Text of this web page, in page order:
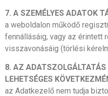
7. A SZEMÉLYES ADATOK
a weboldalon működő
fennállásáig, vagy az érintett
visszavonásáig (törlési
8. AZ
LEHETSÉGES
az Adatkezelő nem tudja